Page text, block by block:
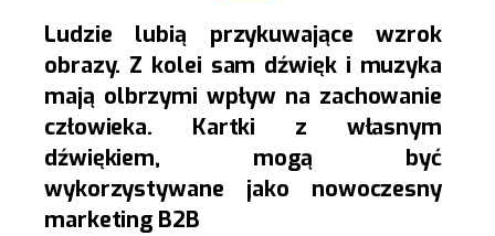
Ludzie lubią przykuwające wzrok
obrazy. Z kolei sam dźwięk i muzyka
mają olbrzymi wpływ na zachowanie
człowieka. Kartki z własnym
dźwiękiem, mogą być
wykorzystywane jako nowoczesny
marketing B2B